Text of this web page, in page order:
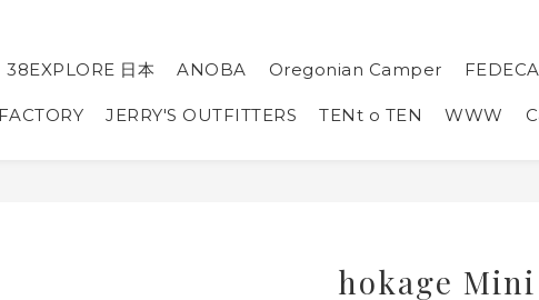
38EXPLORE 日本 ANOBA Oregonian Camper
JERRY'S OUTFITTERS TENt o TEN WWW
hokage